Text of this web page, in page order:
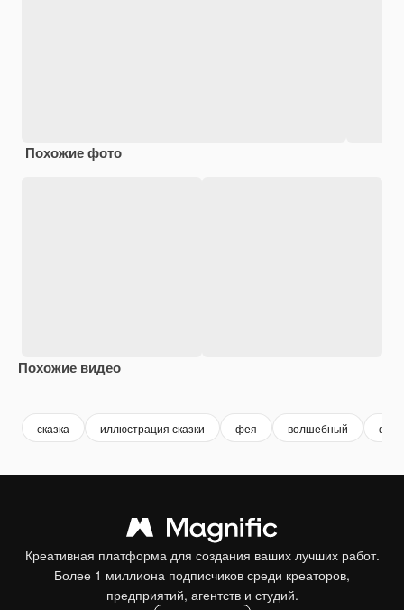
Похожие фото
Похожие видео
сказка иллюстрация сказки фея волшебный
Креативная платформа для создания ваших лучших работ.
Более 1 миллиона подписчиков среди креаторов,
предприятий, агентств и студий.